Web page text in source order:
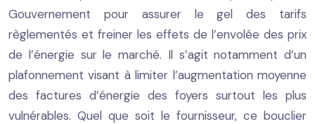
Gouvernement pour assurer le gel des tarifs
règlementés et freiner les effets de l’envolée des prix
de l’énergie sur le marché. Il s’agit notamment d’un
plafonnement visant à limiter l’augmentation moyenne
des factures d’énergie des foyers surtout les plus
vulnérables. Quel que soit le fournisseur, ce bouclier